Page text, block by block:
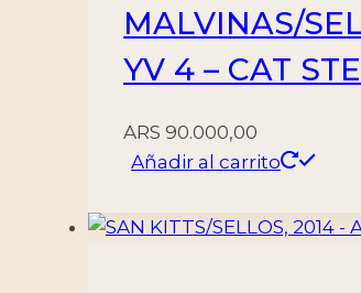
MALVINAS/
YV 4 – CAT
ARS 90.000,00
Añadir al carrito